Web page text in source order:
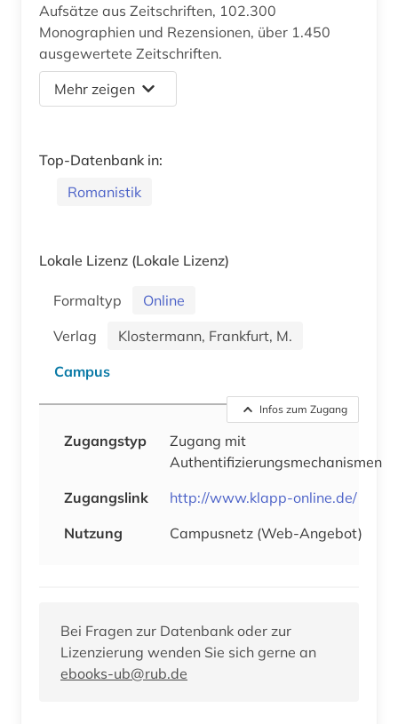
Aufsätze aus Zeitschriften, 102.300
Monographien und Rezensionen, über 1.450
ausgewertete Zeitschriften.
Mehr zeigen
Top-Datenbank in:
Romanistik
Lokale Lizenz (Lokale Lizenz)
Formaltyp
Online
Verlag
Klostermann, Frankfurt, M.
Campus
Infos zum Zugang
Zugangstyp
Zugang mit
Authentifizierungsmechanismen
Zugangslink
http://www.klapp-online.de/
Nutzung
Campusnetz (Web-Angebot)
Bei Fragen zur Datenbank oder zur
Lizenzierung wenden Sie sich gerne an
ebooks-ub@rub.de